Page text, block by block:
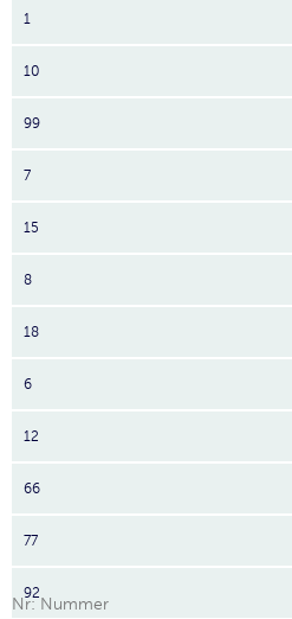
1
10
99
7
15
8
18
6
12
66
77
92
Nr: Nummer